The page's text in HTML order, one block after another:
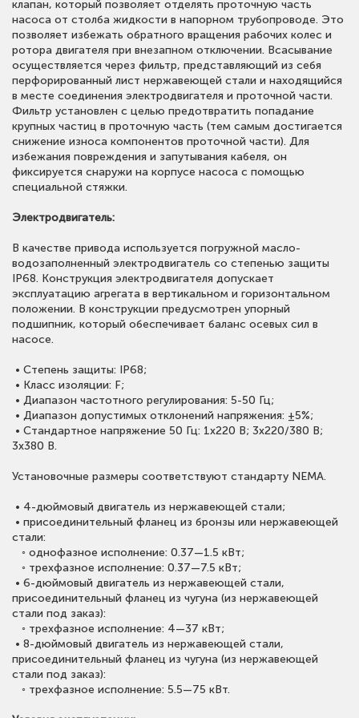
клапан, который позволяет отделять проточную часть
насоса от столба жидкости в напорном трубопроводе. Это
позволяет избежать обратного вращения рабочих колес и
ротора двигателя при внезапном отключении. Всасывание
осуществляется через фильтр, представляющий из себя
перфорированный лист нержавеющей стали и находящийся
в месте соединения электродвигателя и проточной части.
Фильтр установлен с целью предотвратить попадание
крупных частиц в проточную часть (тем самым достигается
снижение износа компонентов проточной части). Для
избежания повреждения и запутывания кабеля, он
фиксируется снаружи на корпусе насоса с помощью
специальной стяжки.
Электродвигатель:
В качестве привода используется погружной масло-
водозаполненный электродвигатель со степенью защиты
IP68. Конструкция электродвигателя допускает
эксплуатацию агрегата в вертикальном и горизонтальном
положении. В конструкции предусмотрен упорный
подшипник, который обеспечивает баланс осевых сил в
насосе.
• Степень защиты: IP68;
• Класс изоляции: F;
• Диапазон частотного регулирования: 5-50 Гц;
• Диапазон допустимых отклонений напряжения: ±5%;
• Стандартное напряжение 50 Гц: 1х220 В; 3x220/380 В;
3x380 В.
Установочные размеры соответствуют стандарту NEMA.
• 4-дюймовый двигатель из нержавеющей стали;
• присоединительный фланец из бронзы или нержавеющей
стали:
◦ однофазное исполнение: 0.37—1.5 кВт;
◦ трехфазное исполнение: 0.37—7.5 кВт;
• 6-дюймовый двигатель из нержавеющей стали,
присоединительный фланец из чугуна (из нержавеющей
стали под заказ):
◦ трехфазное исполнение: 4—37 кВт;
• 8-дюймовый двигатель из нержавеющей стали,
присоединительный фланец из чугуна (из нержавеющей
стали под заказ):
◦ трехфазное исполнение: 5.5—75 кВт.